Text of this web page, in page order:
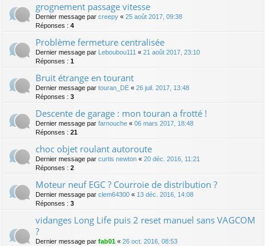
grognement passage vitesse
Dernier message par creepy « 25 août 2017, 09:38
Réponses : 4
Problème fermeture centralisée
Dernier message par Leboubou111 « 21 août 2017, 23:10
Réponses : 1
Bruit étrange en tourant
Dernier message par touran_DE « 26 juil. 2017, 13:48
Réponses : 3
Descente de garage : mon touran a frotté !
Dernier message par farnouche « 06 mars 2017, 18:48
Réponses : 21
choc objet roulant autoroute
Dernier message par curtis newton « 20 déc. 2016, 11:21
Réponses : 2
Moteur neuf EGC ? Courroie de distribution ?
Dernier message par clem64300 « 13 déc. 2016, 14:08
Réponses : 3
vidanges Long Life puis 2 reset manuel sans VAGCOM
?
Dernier message par fab01 « 26 oct. 2016, 08:53